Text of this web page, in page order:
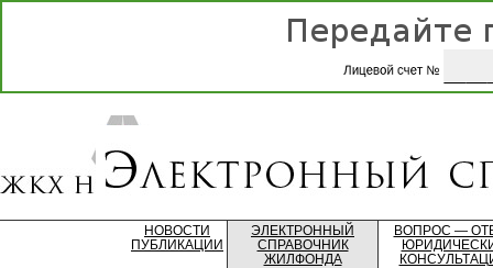
НОВОСТИ
ПУБЛИКАЦИИ
ЭЛЕКТРОННЫЙ
СПРАВОЧНИК
ЖИЛФОНДА
ВОПРОС —